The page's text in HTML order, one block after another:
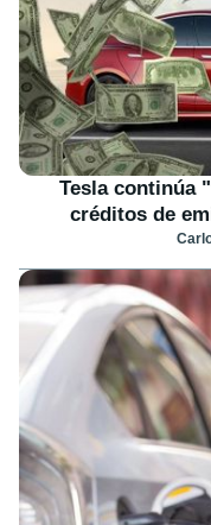
Tesla continúa
créditos de